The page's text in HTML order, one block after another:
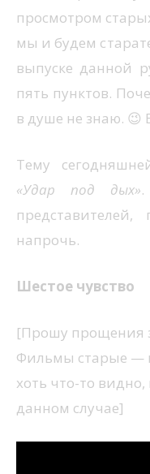
просмотром
мы и будем
выпуске данной
пять пунктов.
в душе не знаю.
Тему
«Удар под дых»
напрочь.
Шестое чувство
[Прошу прощения
Фильмы старые —
хоть что-то
данном случае]